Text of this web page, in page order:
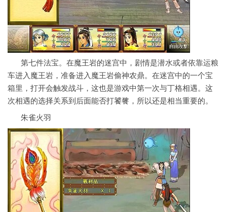
第七件法宝。在魔王岩的迷宫中，剧情是潜水或者依靠运粮
车进入魔王岩，准备进入魔王岩偷神农鼎。在迷宫中的一个宝
箱里，打开会触发战斗，这也是游戏中第一次与丁格相遇。这
次相遇的选择关系到后面能否打饕餮，所以还是相当重要的。
朱雀火羽